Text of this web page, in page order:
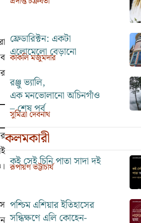
র
ফ্রেডারিক্টন: একটা
এলোমেলো বেড়ানো
কাকলি মজুমদার
রঞ্জু ভ্যালি,
এক মনভোলানো অচিনগাঁও
– শেষ পর্ব
সুমিত্রা দেবনাথ
কলমকারী
কই সেই চিনি পাতা সাদা দই
রূপায়ণ ভট্টাচার্য
পশ্চিম এশিয়ার ইতিহাসের
সন্ধিক্ষণে এলি কোহেন-